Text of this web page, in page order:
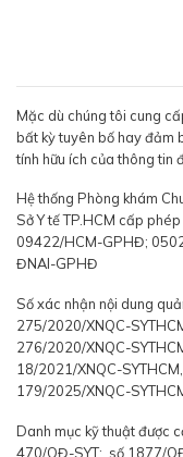
Mặc dù chúng tôi cung
bất kỳ tuyên bố hay đảm
tính hữu ích của thông tin
Hệ thống Phòng khám
Sở Y tế TP.HCM cấp
09422/HCM-GPHĐ;
ĐNAI-GPHĐ
Số xác nhận nội dung
275/2020/XNQC-
276/2020/XNQC-
18/2021/XNQC-
179/2025/XNQC-
Danh mục kỹ thuật được
470/QĐ-SYT; số 1877/